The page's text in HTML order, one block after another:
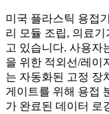
미국 플라스틱 용접
리 모듈 조립, 의료
고 있습니다. 사용자
을 위한 적외선/레이
는 자동화된 고정 장
게이트를 위해 용접
가 완료된 데이터 로